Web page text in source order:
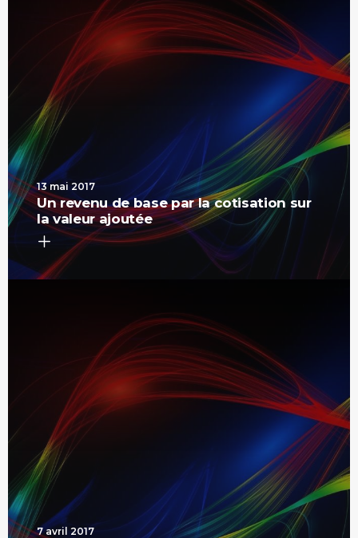
13 mai 2017
Un revenu de base par la cotisation sur
la valeur ajoutée
7 avril 2017